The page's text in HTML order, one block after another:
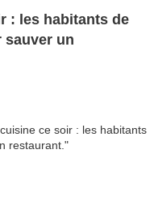
: les habitants de
sauver un